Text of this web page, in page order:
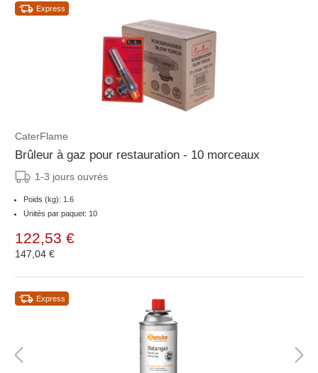
Express
CaterFlame
Brûleur à gaz pour restauration - 10 morceaux
1-3 jours ouvrés
Poids (kg): 1.6
Unités par paquet: 10
122,53 €
147,04 €
Express